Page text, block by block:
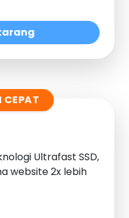
CEPAT
Ultrafast SSD,
website 2x lebih